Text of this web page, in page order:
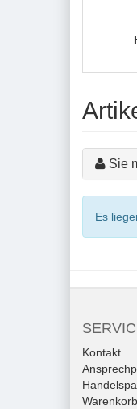
Sie
Es
Kontakt
Warenkorb